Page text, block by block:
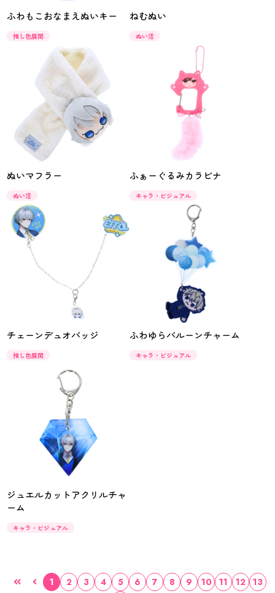
ふわもこおなまえぬいキー
推し色展開
ねむぬい
ぬい活
ぬいマフラー
ぬい活
ふぁーぐるみカラビナ
キャラ・ビジュアル
チェーンデュオバッジ
推し色展開
ふわゆらバルーンチャーム
キャラ・ビジュアル
ジュエルカットアクリルチャ
ーム
キャラ・ビジュアル
1 2 3 4 5 6 7 8 9 10 11 12 13